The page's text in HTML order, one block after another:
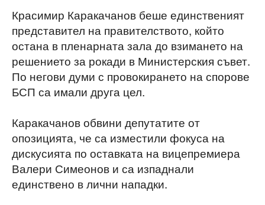
Красимир Каракачанов беше единственият
представител на правителството, който
остана в пленарната зала до взимането на
решението за рокади в Министерския съвет.
По негови думи с провокирането на спорове
БСП са имали друга цел.
Каракачанов обвини депутатите от
опозицията, че са изместили фокуса на
дискусията по оставката на вицепремиера
Валери Симеонов и са изпаднали
единствено в лични нападки.